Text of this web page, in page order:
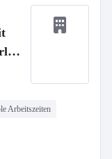
Arbeitszeiten